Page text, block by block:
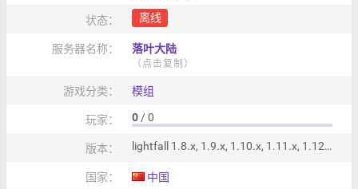
状态： 离线
服务器名称： 落叶大陆
（点击复制）
游戏分类： 模组
玩家： 0 / 0
版本： lightfall 1.8.x, 1.9.x, 1.10.x, 1.11.x, 1.12.x, 1.13.x, 1.14.x, 1.15.x, 1.16.x, 1.17.x, 1.18.x, 1.19.x, 1.20.x
国家： 中国